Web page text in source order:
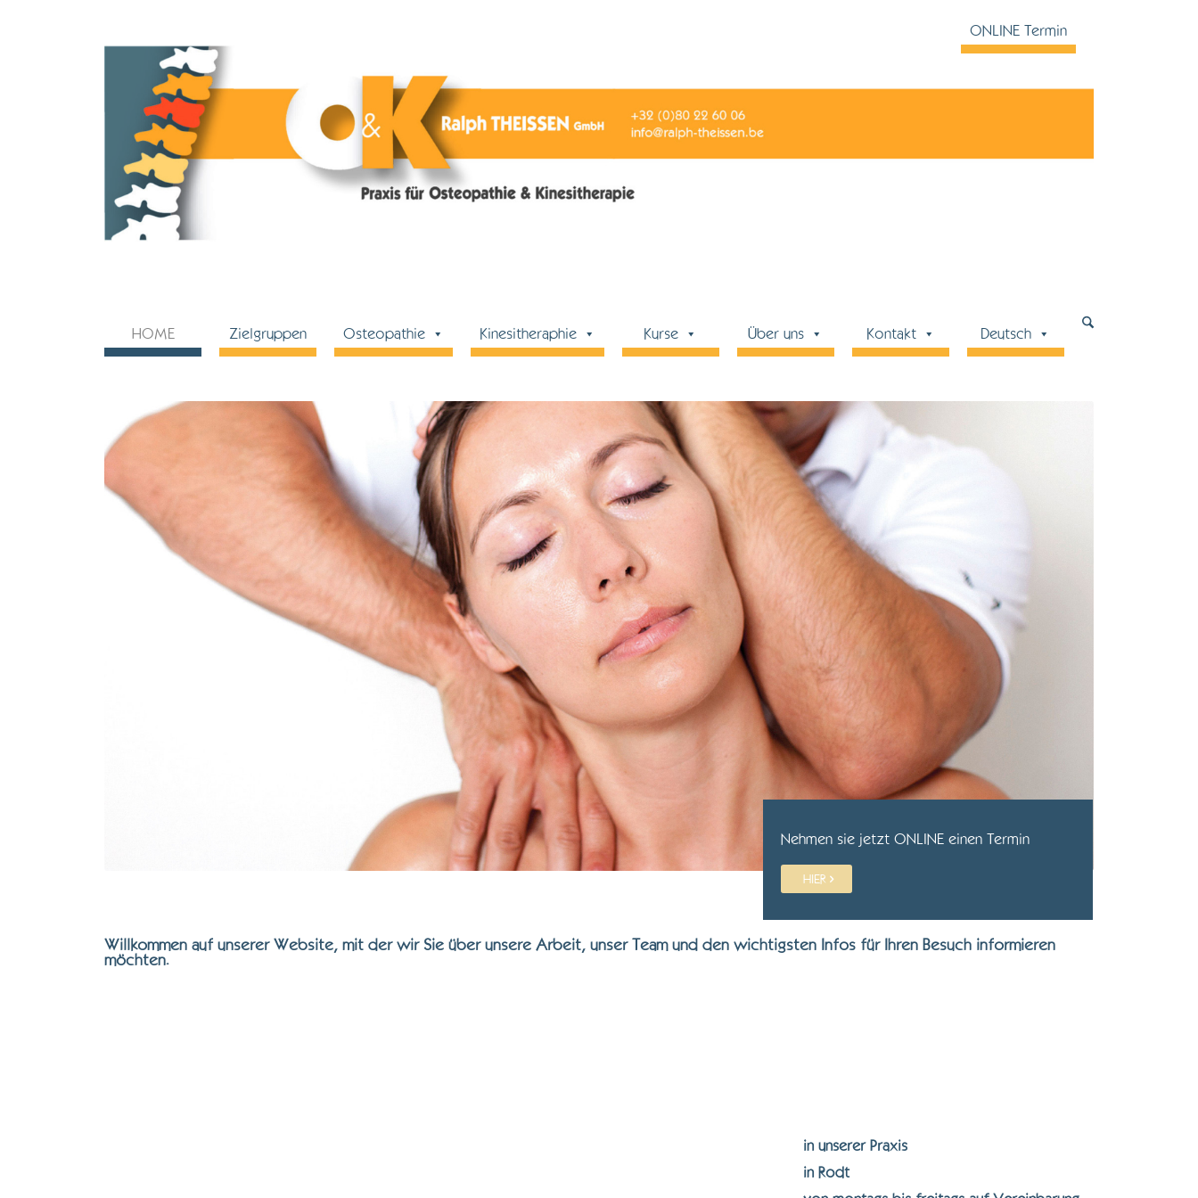
ONLINE Termin
HOME Zielgruppen Osteopathie Kinesitheraphie Kurse Über uns Kontakt Deutsch
Den Beschwerden und
Ursachen auf den Grund
gehen.
Nehmen sie jetzt ONLINE einen Termin
HIER
Willkommen auf unserer Website, mit der wir Sie über unsere Arbeit, unser Team und den wichtigsten Infos für Ihren Besuch informieren
möchten.
in unserer Praxis
in Rodt